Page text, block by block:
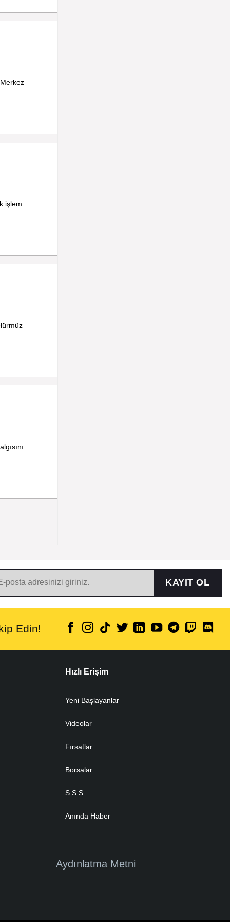
işlem
KAYIT OL
Edin!
Hızlı Erişim
Yeni Başlayanlar
Videolar
Fırsatlar
Borsalar
S.S.S
Anında Haber
Aydınlatma Metni